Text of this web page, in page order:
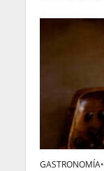
GASTRONOMÍA•